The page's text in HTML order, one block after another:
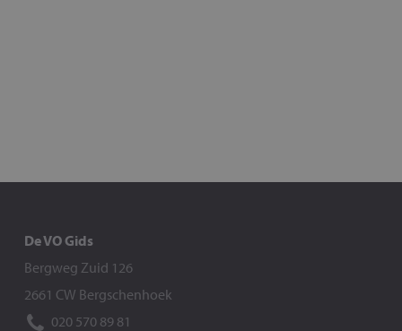
De VO Gids
Bergweg Zuid 126
2661 CW Bergschenhoek
020 570 89 81